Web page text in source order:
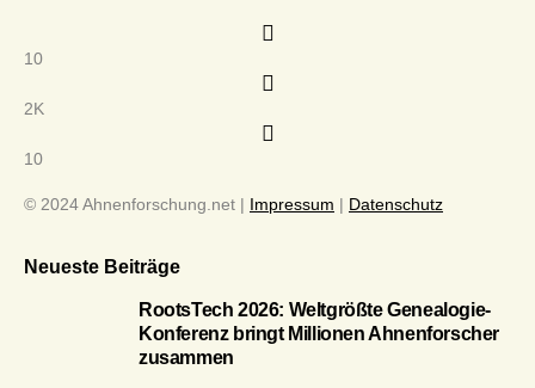
10
2K
10
© 2024 Ahnenforschung.net | Impressum | Datenschutz
Neueste Beiträge
RootsTech 2026: Weltgrößte Genealogie-
Konferenz bringt Millionen Ahnenforscher
zusammen